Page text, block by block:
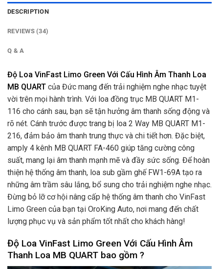
DESCRIPTION
REVIEWS (34)
Q & A
Độ Loa VinFast Limo Green Với Cấu Hình Âm Thanh Loa
MB QUART của Đức mang đến trải nghiệm nghe nhạc tuyệt
vời trên mọi hành trình. Với loa đồng trục MB QUART M1-
116 cho cánh sau, bạn sẽ tận hưởng âm thanh sống động và
rõ nét. Cánh trước được trang bị loa 2 Way MB QUART M1-
216, đảm bảo âm thanh trung thực và chi tiết hơn. Đặc biệt,
amply 4 kênh MB QUART FA-460 giúp tăng cường công
suất, mang lại âm thanh mạnh mẽ và đầy sức sống. Để hoàn
thiện hệ thống âm thanh, loa sub gầm ghế FW1-69A tạo ra
những âm trầm sâu lắng, bổ sung cho trải nghiệm nghe nhạc.
Đừng bỏ lỡ cơ hội nâng cấp hệ thống âm thanh cho VinFast
Limo Green của bạn tại OroKing Auto, nơi mang đến chất
lượng phục vụ và sản phẩm tốt nhất cho khách hàng!
Độ Loa VinFast Limo Green Với Cấu Hình Âm
Thanh Loa MB QUART bao gồm ?